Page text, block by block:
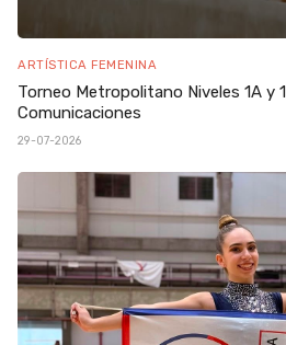
ARTÍSTICA FEMENINA
Torneo Metropolitano Niveles 1A y
Comunicaciones
29-07-2026